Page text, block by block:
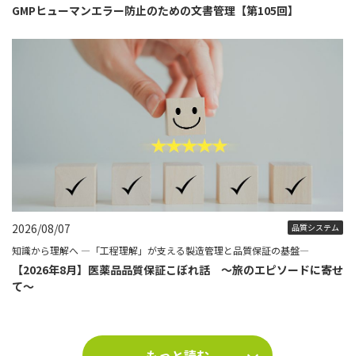
GMPヒューマンエラー防止のための文書管理【第105回】
2026/08/07 品質システム
知識から理解へ ―「工程理解」が支える製造管理と品質保証の基盤―
【2026年8月】医薬品品質保証こぼれ話 ～旅のエピソードに寄せ
て～